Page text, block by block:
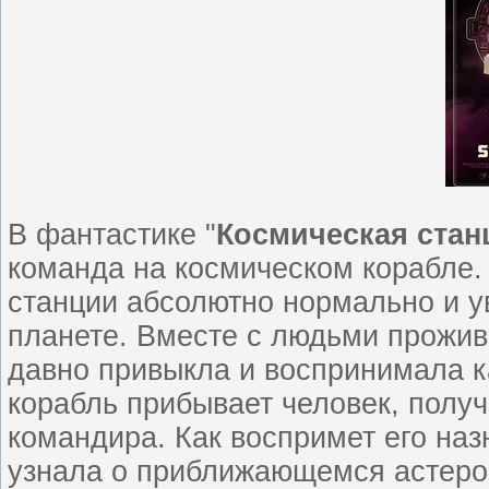
В фантастике "Космическая
команда на космическом
станции абсолютно нормально и
планете. Вместе с людьми
давно привыкла и воспринимала
корабль прибывает человек,
командира. Как воспримет его
узнала о приближающемся